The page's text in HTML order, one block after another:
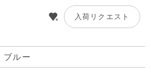
入荷リクエスト
ブルー